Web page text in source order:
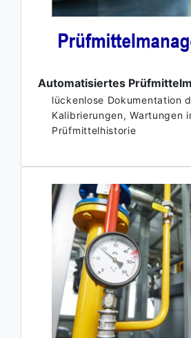
Automatisiertes
lückenlose Dokumentation
Kalibrierungen, Wartungen
Prüfmittelhistorie